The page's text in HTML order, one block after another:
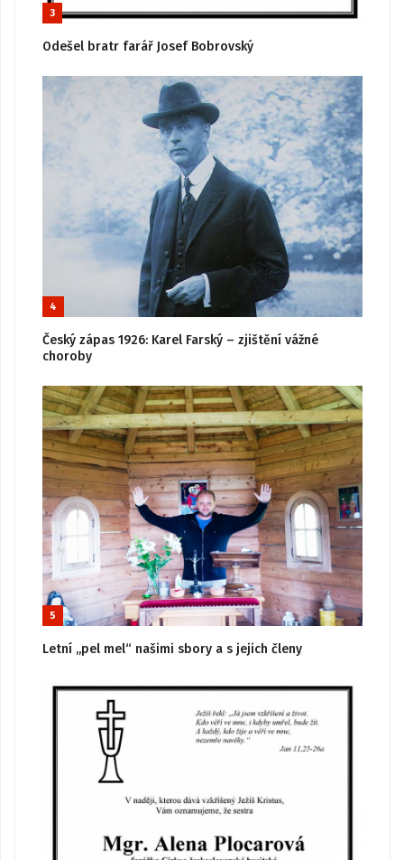
3
Odešel bratr farář Josef Bobrovský
4
Český zápas 1926: Karel Farský – zjištění vážné
choroby
5
Letní „pel mel“ našimi sbory a s jejich členy